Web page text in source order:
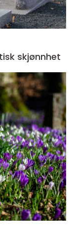
skjønnhet